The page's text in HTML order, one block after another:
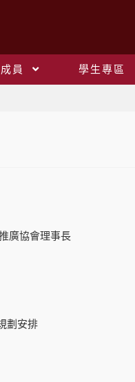
員 學生專區
廣協會理事長
劃安排